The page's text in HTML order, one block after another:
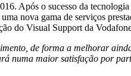
Após o sucesso da
nova gama de serviços
do Visual Support da
de forma a melhorar
numa maior satisfação por